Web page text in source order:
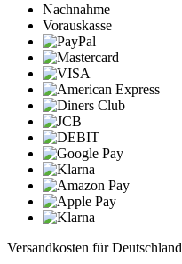
Nachnahme
Vorauskasse
Versandkosten für Deutschland